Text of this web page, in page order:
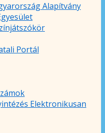
Alapítvány
Portál
Elektronikusan